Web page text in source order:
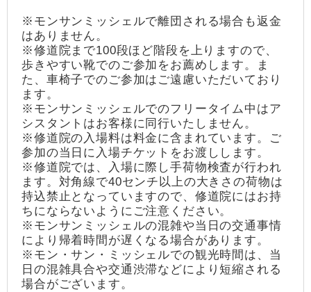
※モンサンミッシェルで離団される場合も返金
はありません。
※修道院まで100段ほど階段を上りますので、
歩きやすい靴でのご参加をお薦めします。ま
た、車椅子でのご参加はご遠慮いただいており
ます。
※モンサンミッシェルでのフリータイム中はア
シスタントはお客様に同行いたしません。
※修道院の入場料は料金に含まれています。ご
参加の当日に入場チケットをお渡しします。
※修道院では、入場に際し手荷物検査が行われ
ます。対角線で40センチ以上の大きさの荷物は
持込禁止となっていますので、修道院にはお持
ちにならないようにご注意ください。
※モンサンミッシェルの混雑や当日の交通事情
により帰着時間が遅くなる場合があります。
※モン・サン・ミッシェルでの観光時間は、当
日の混雑具合や交通渋滞などにより短縮される
場合がございます。